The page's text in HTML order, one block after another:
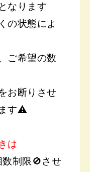
なります
の状態によ
ご希望の数
お断りさせ
す⚠︎
は
制限 🚫させ